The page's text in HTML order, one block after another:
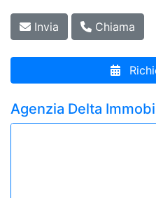
Invia Chiama
Agenzia Delta